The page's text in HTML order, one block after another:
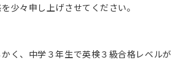
少々申し上げさせてください。
く、中学３年生で英検３級合格レベルが